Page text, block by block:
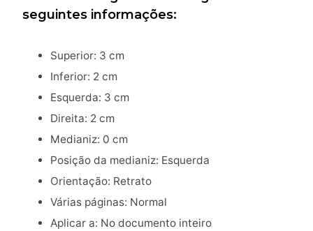
seguintes informações:
Superior: 3 cm
Inferior: 2 cm
Esquerda: 3 cm
Direita: 2 cm
Medianiz: 0 cm
Posição da medianiz: Esquerda
Orientação: Retrato
Várias páginas: Normal
Aplicar a: No documento inteiro